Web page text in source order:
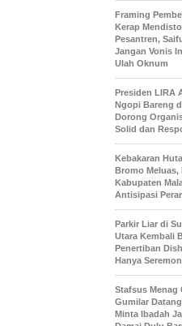
Framing
Kerap
Pesantren,
Jangan Vonis
Ulah Oknum
Presiden LIRA
Ngopi Bareng
Dorong
Solid dan
Kebakaran
Bromo Meluas,
Kabupaten
Antisipasi
Parkir Liar di
Utara Kembali
Penertiban
Hanya
Stafsus Menag
Gumilar
Minta Ibadah